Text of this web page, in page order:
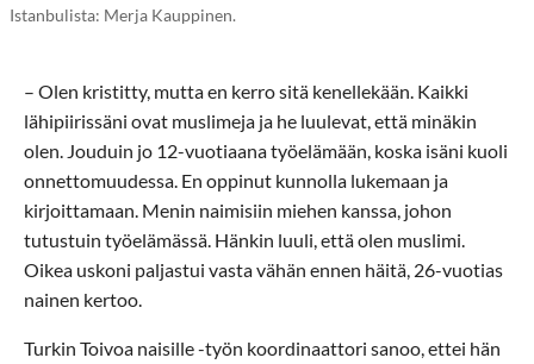
Istanbulista: Merja Kauppinen.
– Olen kristitty, mutta en kerro sitä kenellekään. Kaikki
lähipiirissäni ovat muslimeja ja he luulevat, että minäkin
olen. Jouduin jo 12-vuotiaana työelämään, koska isäni kuoli
onnettomuudessa. En oppinut kunnolla lukemaan ja
kirjoittamaan. Menin naimisiin miehen kanssa, johon
tutustuin työelämässä. Hänkin luuli, että olen muslimi.
Oikea uskoni paljastui vasta vähän ennen häitä, 26-vuotias
nainen kertoo.
Turkin Toivoa naisille -työn koordinaattori sanoo, ettei hän